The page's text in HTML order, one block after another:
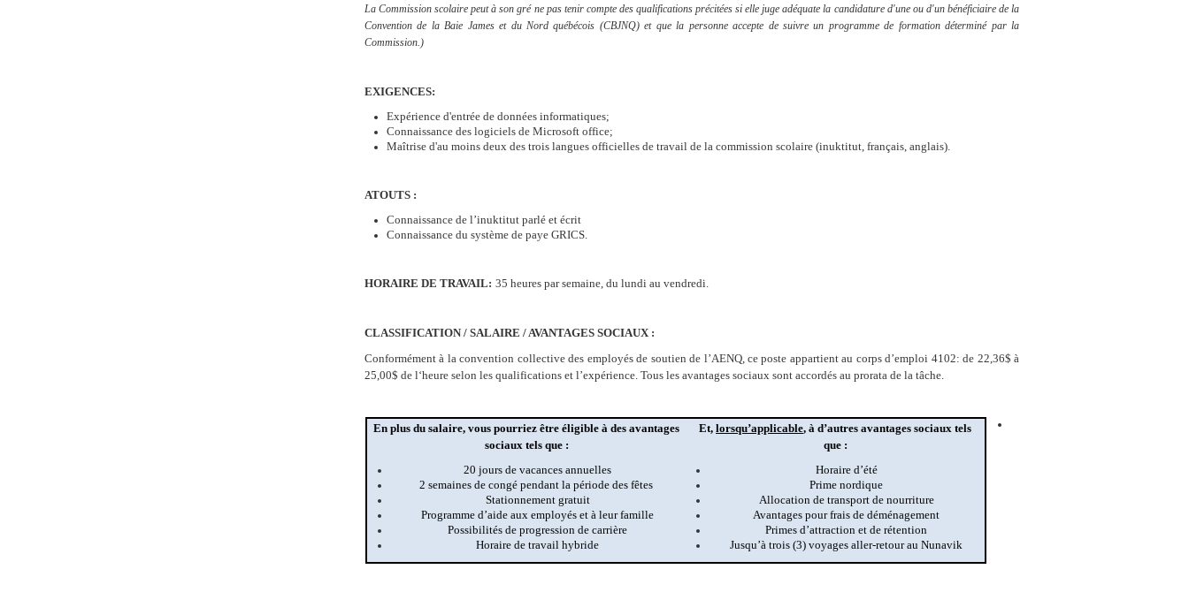
La Commission scolaire peut à son gré ne pas tenir compte des qualifications précitées si elle juge adéquate la candidature d'une ou d'un bénéficiaire de la
Convention de la Baie James et du Nord québécois (CBJNQ) et que la personne accepte de suivre un programme de formation déterminé par la
Commission.)
EXIGENCES:
Expérience d'entrée de données informatiques;
Connaissance des logiciels de Microsoft office;
Maîtrise d'au moins deux des trois langues officielles de travail de la commission scolaire (inuktitut, français, anglais).
ATOUTS :
Connaissance de l’inuktitut parlé et écrit
Connaissance du système de paye GRICS.
HORAIRE DE TRAVAIL: 35 heures par semaine, du lundi au vendredi.
CLASSIFICATION / SALAIRE / AVANTAGES SOCIAUX :
Conformément à la convention collective des employés de soutien de l’AENQ, ce poste appartient au corps d’emploi 4102: de 22,36$ à
25,00$ de l‘heure selon les qualifications et l’expérience. Tous les avantages sociaux sont accordés au prorata de la tâche.
En plus du salaire, vous pourriez être éligible à des avantages
sociaux tels que :
20 jours de vacances annuelles
2 semaines de congé pendant la période des fêtes
Stationnement gratuit
Programme d’aide aux employés et à leur famille
Possibilités de progression de carrière
Horaire de travail hybride
Et, lorsqu’applicable, à d’autres avantages sociaux tels
que :
Horaire d’été
Prime nordique
Allocation de transport de nourriture
Avantages pour frais de déménagement
Primes d’attraction et de rétention
Jusqu’à trois (3) voyages aller-retour au Nunavik